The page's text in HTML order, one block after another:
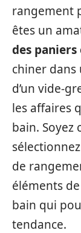
rangement
êtes un
des paniers
chiner
d’un vide-
les affaires
bain. Soyez
de
éléments
bain qui
tendance.